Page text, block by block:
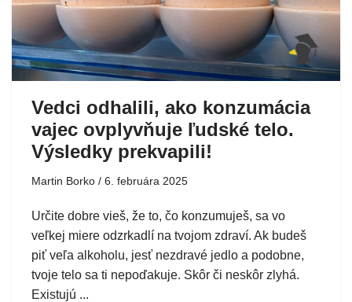
Vedci odhalili, ako konzumácia
vajec ovplyvňuje ľudské telo.
Výsledky prekvapili!
Martin Borko 6. februára 2025
Určite dobre vieš, že to, čo konzumuješ, sa vo
veľkej miere odzrkadlí na tvojom zdraví. Ak budeš
piť veľa alkoholu, jesť nezdravé jedlo a podobne,
tvoje telo sa ti nepoďakuje. Skôr či neskôr zlyhá.
Existujú ...